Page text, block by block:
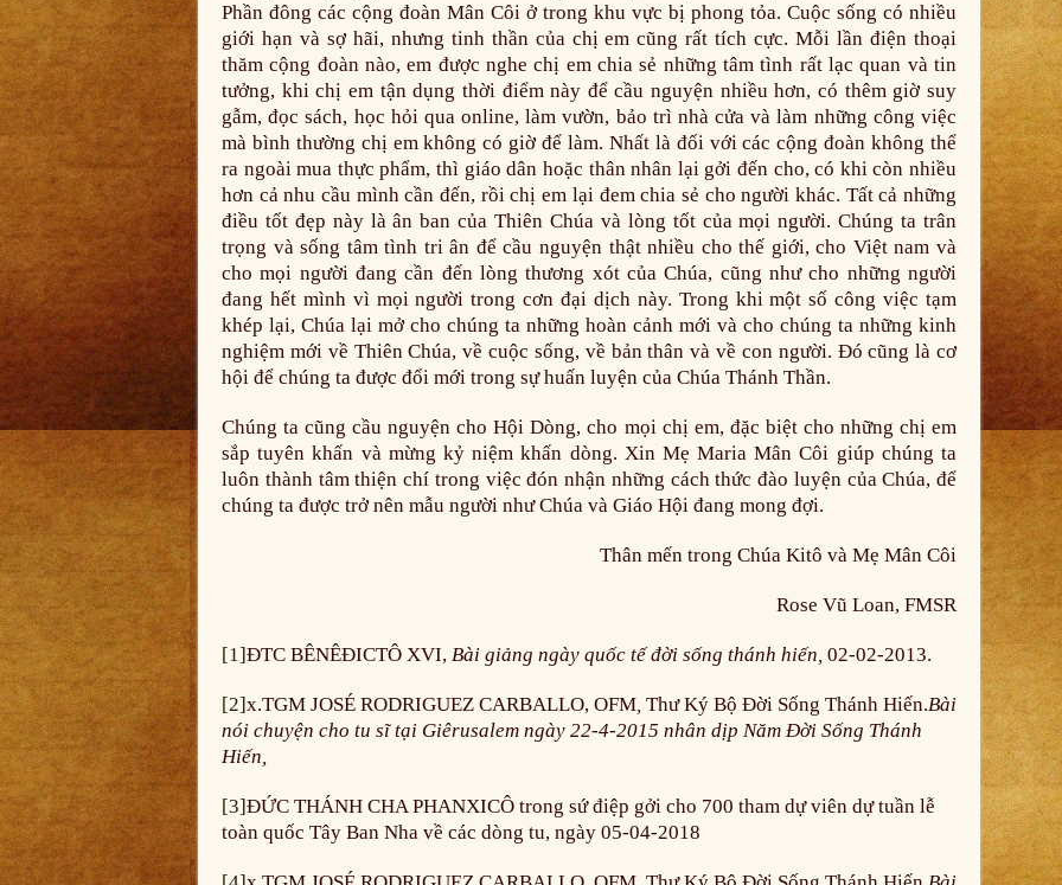
Phần đông các cộng đoàn Mân Côi ở trong khu vực bị phong tỏa. Cuộc sống có nhiều
giới hạn và sợ hãi, nhưng tinh thần của chị em cũng rất tích cực. Mỗi lần điện thoại
thăm cộng đoàn nào, em được nghe chị em chia sẻ những tâm tình rất lạc quan và tin
tưởng, khi chị em tận dụng thời điểm này để cầu nguyện nhiều hơn, có thêm giờ suy
gẫm, đọc sách, học hỏi qua online, làm vườn, bảo trì nhà cửa và làm những công việc
mà bình thường chị em không có giờ để làm. Nhất là đối với các cộng đoàn không thể
ra ngoài mua thực phẩm, thì giáo dân hoặc thân nhân lại gởi đến cho, có khi còn nhiều
hơn cả nhu cầu mình cần đến, rồi chị em lại đem chia sẻ cho người khác. Tất cả những
điều tốt đẹp này là ân ban của Thiên Chúa và lòng tốt của mọi người. Chúng ta trân
trọng và sống tâm tình tri ân để cầu nguyện thật nhiều cho thế giới, cho Việt nam và
cho mọi người đang cần đến lòng thương xót của Chúa, cũng như cho những người
đang hết mình vì mọi người trong cơn đại dịch này. Trong khi một số công việc tạm
khép lại, Chúa lại mở cho chúng ta những hoàn cảnh mới và cho chúng ta những kinh
nghiệm mới về Thiên Chúa, về cuộc sống, về bản thân và về con người. Đó cũng là cơ
hội để chúng ta được đổi mới trong sự huấn luyện của Chúa Thánh Thần.
Chúng ta cũng cầu nguyện cho Hội Dòng, cho mọi chị em, đặc biệt cho những chị em
sắp tuyên khấn và mừng kỷ niệm khấn dòng. Xin Mẹ Maria Mân Côi giúp chúng ta
luôn thành tâm thiện chí trong việc đón nhận những cách thức đào luyện của Chúa, để
chúng ta được trở nên mẫu người như Chúa và Giáo Hội đang mong đợi.
Thân mến trong Chúa Kitô và Mẹ Mân Côi
Rose Vũ Loan, FMSR
[1]ĐTC BÊNÊĐICTÔ XVI, Bài giảng ngày quốc tế đời sống thánh hiến, 02-02-2013.
[2]x.TGM JOSÉ RODRIGUEZ CARBALLO, OFM, Thư Ký Bộ Đời Sống Thánh Hiến.Bài
nói chuyện cho tu sĩ tại Giêrusalem ngày 22-4-2015 nhân dịp Năm Đời Sống Thánh
Hiến,
[3]ĐỨC THÁNH CHA PHANXICÔ trong sứ điệp gởi cho 700 tham dự viên dự tuần lễ
toàn quốc Tây Ban Nha về các dòng tu, ngày 05-04-2018